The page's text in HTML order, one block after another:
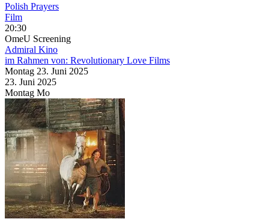
Polish Prayers
Film
20:30
OmeU Screening
Admiral Kino
im Rahmen von: Revolutionary Love Films
Montag 23. Juni 2025
23. Juni 2025
Montag Mo